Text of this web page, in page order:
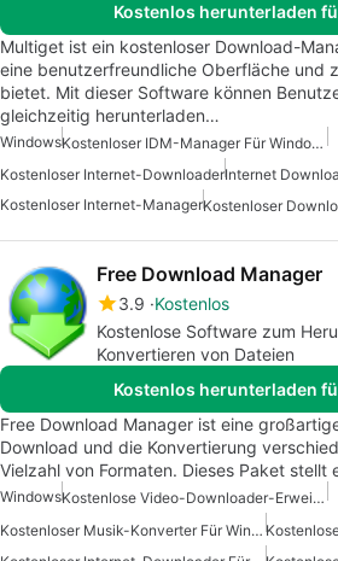
Kostenlos herunterladen
Multiget ist ein kostenloser Download-
eine benutzerfreundliche Oberfläche und
bietet. Mit dieser Software können
gleichzeitig herunterladen…
Windows
Kostenloser IDM-Manager Für Windows
Kostenloser Internet-Downloader
Kostenloser Internet-ManagerKostenloser
Free Download Manager
3.9 Kostenlos
Kostenlose Software zum
Konvertieren von Dateien
Kostenlos herunterladen
Free Download Manager ist eine
Download und die Konvertierung
Vielzahl von Formaten. Dieses Paket stellt
Windows
Kostenlose Video-Downloader-Erweiterung Für Windows
Kostenloser Musik-Konverter Für Windows